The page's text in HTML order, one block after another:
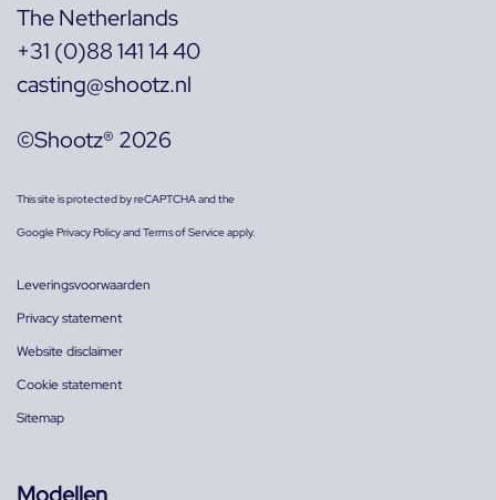
The Netherlands
+31 (0)88 141 14 40
casting@shootz.nl
©Shootz® 2026
This site is protected by reCAPTCHA and the
GooglePrivacy PolicyandTerms of Serviceapply.
Leveringsvoorwaarden
Privacy statement
Website disclaimer
Cookie statement
Sitemap
Modellen